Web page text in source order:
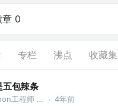
章 0
专栏 沸点 收藏集
五包辣条
python工程师 @百度 · 4年前